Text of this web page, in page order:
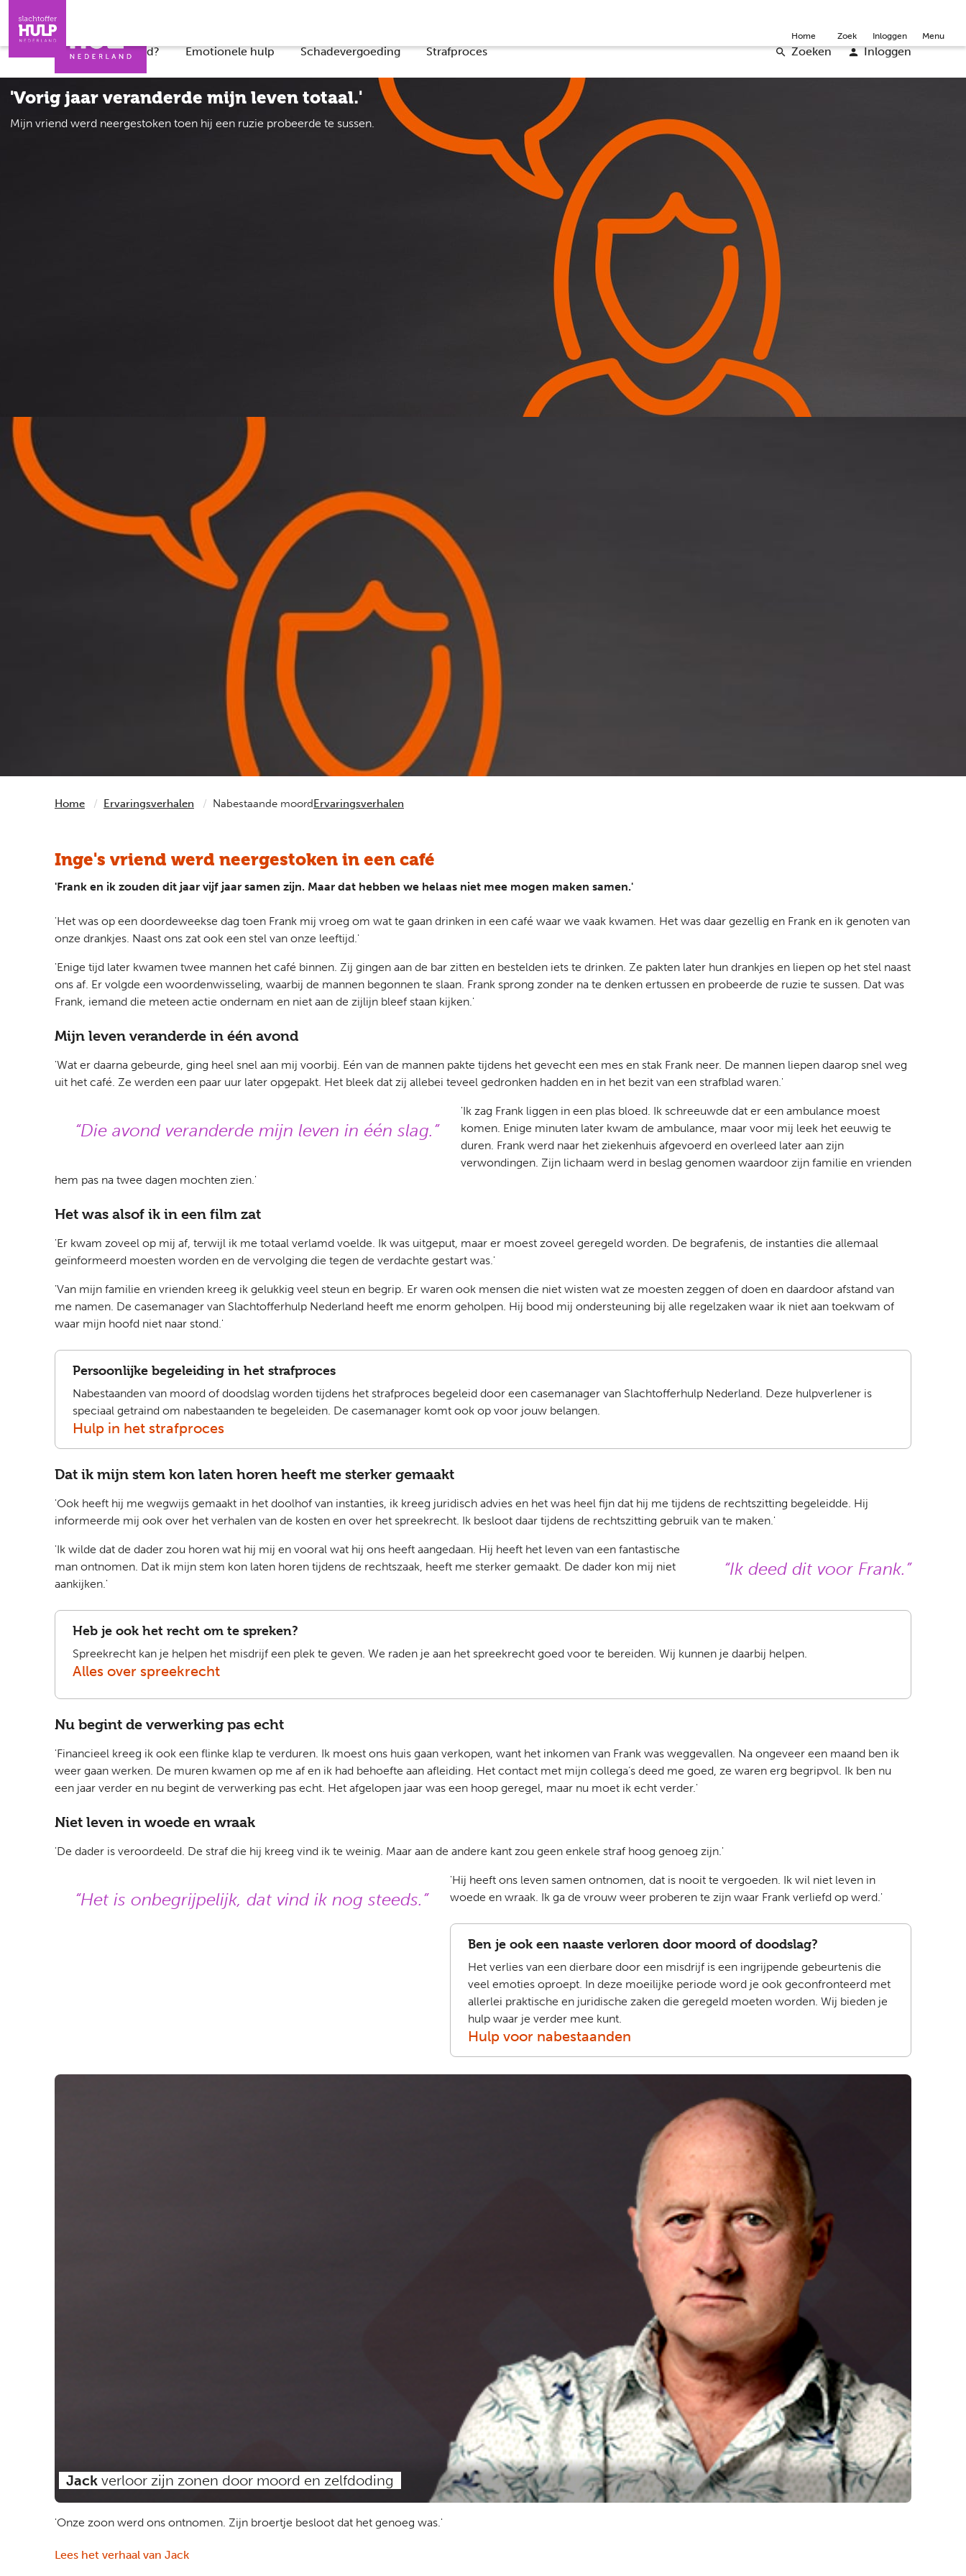
Wat is er gebeurd? Emotionele hulp Schadevergoeding Strafproces Zoeken Inloggen
Home Zoek Inloggen Menu
'Vorig jaar veranderde mijn leven totaal.'
Mijn vriend werd neergestoken toen hij een ruzie probeerde te sussen.
Home Ervaringsverhalen Nabestaande moordErvaringsverhalen
Inge's vriend werd neergestoken in een café
'Frank en ik zouden dit jaar vijf jaar samen zijn. Maar dat hebben we helaas niet mee mogen maken samen.'
'Het was op een doordeweekse dag toen Frank mij vroeg om wat te gaan drinken in een café waar we vaak kwamen. Het was daar gezellig en Frank en ik genoten van
onze drankjes. Naast ons zat ook een stel van onze leeftijd.'
'Enige tijd later kwamen twee mannen het café binnen. Zij gingen aan de bar zitten en bestelden iets te drinken. Ze pakten later hun drankjes en liepen op het stel naast
ons af. Er volgde een woordenwisseling, waarbij de mannen begonnen te slaan. Frank sprong zonder na te denken ertussen en probeerde de ruzie te sussen. Dat was
Frank, iemand die meteen actie ondernam en niet aan de zijlijn bleef staan kijken.'
Mijn leven veranderde in één avond
'Wat er daarna gebeurde, ging heel snel aan mij voorbij. Eén van de mannen pakte tijdens het gevecht een mes en stak Frank neer. De mannen liepen daarop snel weg
uit het café. Ze werden een paar uur later opgepakt. Het bleek dat zij allebei teveel gedronken hadden en in het bezit van een strafblad waren.'
Die avond veranderde mijn leven in één slag.
'Ik zag Frank liggen in een plas bloed. Ik schreeuwde dat er een ambulance moest
komen. Enige minuten later kwam de ambulance, maar voor mij leek het eeuwig te
duren. Frank werd naar het ziekenhuis afgevoerd en overleed later aan zijn
verwondingen. Zijn lichaam werd in beslag genomen waardoor zijn familie en vrienden
hem pas na twee dagen mochten zien.'
Het was alsof ik in een film zat
'Er kwam zoveel op mij af, terwijl ik me totaal verlamd voelde. Ik was uitgeput, maar er moest zoveel geregeld worden. De begrafenis, de instanties die allemaal
geïnformeerd moesten worden en de vervolging die tegen de verdachte gestart was.'
'Van mijn familie en vrienden kreeg ik gelukkig veel steun en begrip. Er waren ook mensen die niet wisten wat ze moesten zeggen of doen en daardoor afstand van
me namen. De casemanager van Slachtofferhulp Nederland heeft me enorm geholpen. Hij bood mij ondersteuning bij alle regelzaken waar ik niet aan toekwam of
waar mijn hoofd niet naar stond.'
Persoonlijke begeleiding in het strafproces
Nabestaanden van moord of doodslag worden tijdens het strafproces begeleid door een casemanager van Slachtofferhulp Nederland. Deze hulpverlener is
speciaal getraind om nabestaanden te begeleiden. De casemanager komt ook op voor jouw belangen.
Hulp in het strafproces
Dat ik mijn stem kon laten horen heeft me sterker gemaakt
'Ook heeft hij me wegwijs gemaakt in het doolhof van instanties, ik kreeg juridisch advies en het was heel fijn dat hij me tijdens de rechtszitting begeleidde. Hij
informeerde mij ook over het verhalen van de kosten en over het spreekrecht. Ik besloot daar tijdens de rechtszitting gebruik van te maken.'
Ik deed dit voor Frank.
'Ik wilde dat de dader zou horen wat hij mij en vooral wat hij ons heeft aangedaan. Hij heeft het leven van een fantastische
man ontnomen. Dat ik mijn stem kon laten horen tijdens de rechtszaak, heeft me sterker gemaakt. De dader kon mij niet
aankijken.'
Heb je ook het recht om te spreken?
Spreekrecht kan je helpen het misdrijf een plek te geven. We raden je aan het spreekrecht goed voor te bereiden. Wij kunnen je daarbij helpen.
Alles over spreekrecht
Nu begint de verwerking pas echt
'Financieel kreeg ik ook een flinke klap te verduren. Ik moest ons huis gaan verkopen, want het inkomen van Frank was weggevallen. Na ongeveer een maand ben ik
weer gaan werken. De muren kwamen op me af en ik had behoefte aan afleiding. Het contact met mijn collega’s deed me goed, ze waren erg begripvol. Ik ben nu
een jaar verder en nu begint de verwerking pas echt. Het afgelopen jaar was een hoop geregel, maar nu moet ik echt verder.'
Niet leven in woede en wraak
'De dader is veroordeeld. De straf die hij kreeg vind ik te weinig. Maar aan de andere kant zou geen enkele straf hoog genoeg zijn.'
Het is onbegrijpelijk, dat vind ik nog steeds.
'Hij heeft ons leven samen ontnomen, dat is nooit te vergoeden. Ik wil niet leven in
woede en wraak. Ik ga de vrouw weer proberen te zijn waar Frank verliefd op werd.'
Ben je ook een naaste verloren door moord of doodslag?
Het verlies van een dierbare door een misdrijf is een ingrijpende gebeurtenis die
veel emoties oproept. In deze moeilijke periode word je ook geconfronteerd met
allerlei praktische en juridische zaken die geregeld moeten worden. Wij bieden je
hulp waar je verder mee kunt.
Hulp voor nabestaanden
Jack verloor zijn zonen door moord en zelfdoding
'Onze zoon werd ons ontnomen. Zijn broertje besloot dat het genoeg was.'
Lees het verhaal van Jack